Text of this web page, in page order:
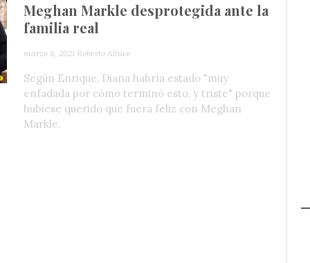
Meghan Markle desprotegida ante la
familia real
marzo 8, 2021 Roberto Altuve
Según Enrique, Diana habría estado "muy
enfadada por cómo terminó esto, y triste" porque
hubiese querido que fuera feliz con Meghan
Markle.